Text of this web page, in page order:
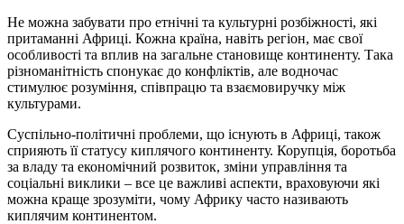
Не можна забувати про етнічні та культурні розбіжності, які
притаманні Африці. Кожна країна, навіть регіон, має свої
особливості та вплив на загальне становище континенту. Така
різноманітність спонукає до конфліктів, але водночас
стимулює розуміння, співпрацю та взаємовиручку між
культурами.
Суспільно-політичні проблеми, що існують в Африці, також
сприяють її статусу киплячого континенту. Корупція, боротьба
за владу та економічний розвиток, зміни управління та
соціальні виклики – все це важливі аспекти, враховуючи які
можна краще зрозуміти, чому Африку часто називають
киплячим континентом.